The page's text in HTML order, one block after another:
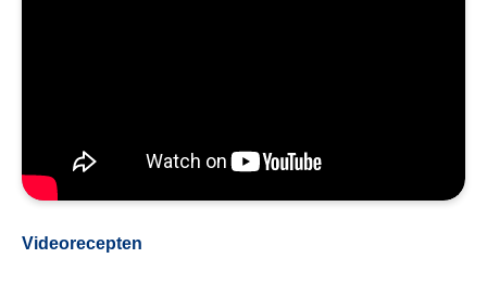
Videorecepten